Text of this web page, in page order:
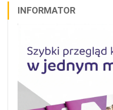
INFORMATOR